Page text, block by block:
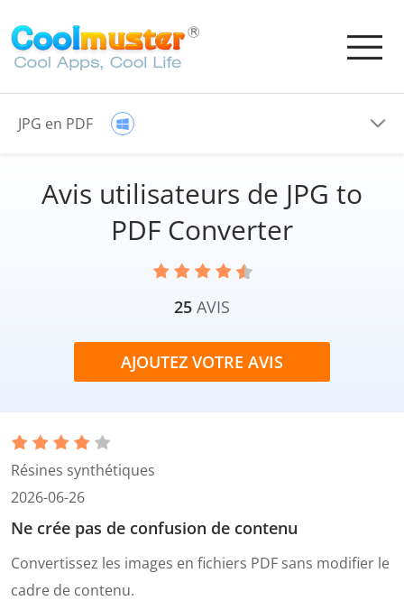
JPG en PDF
Avis utilisateurs de JPG to
PDF Converter
25 AVIS
AJOUTEZ VOTRE AVIS
Résines synthétiques
2026-06-26
Ne crée pas de confusion de contenu
Convertissez les images en fichiers PDF sans modifier le
cadre de contenu.